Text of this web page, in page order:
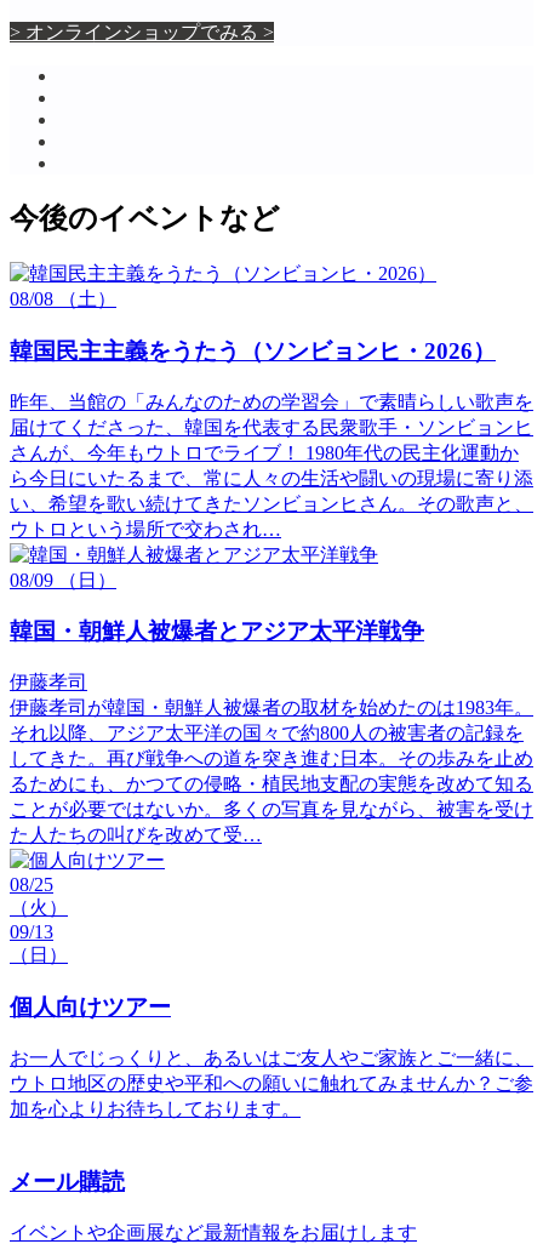
> オンラインショップでみる >
今後のイベントなど
08/08 （土）
韓国民主主義をうたう（ソンビョンヒ・2026）
昨年、当館の「みんなのための学習会」で素晴らしい歌声を
届けてくださった、韓国を代表する民衆歌手・ソンビョンヒ
さんが、今年もウトロでライブ！ 1980年代の民主化運動か
ら今日にいたるまで、常に人々の生活や闘いの現場に寄り添
い、希望を歌い続けてきたソンビョンヒさん。その歌声と、
ウトロという場所で交わされ…
08/09 （日）
韓国・朝鮮人被爆者とアジア太平洋戦争
伊藤孝司
伊藤孝司が韓国・朝鮮人被爆者の取材を始めたのは1983年。
それ以降、アジア太平洋の国々で約800人の被害者の記録を
してきた。再び戦争への道を突き進む日本。その歩みを止め
るためにも、かつての侵略・植民地支配の実態を改めて知る
ことが必要ではないか。多くの写真を見ながら、被害を受け
た人たちの叫びを改めて受…
08/25
（火）
09/13
（日）
個人向けツアー
お一人でじっくりと、あるいはご友人やご家族とご一緒に、
ウトロ地区の歴史や平和への願いに触れてみませんか？ご参
加を心よりお待ちしております。
メール購読
イベントや企画展など最新情報をお届けします